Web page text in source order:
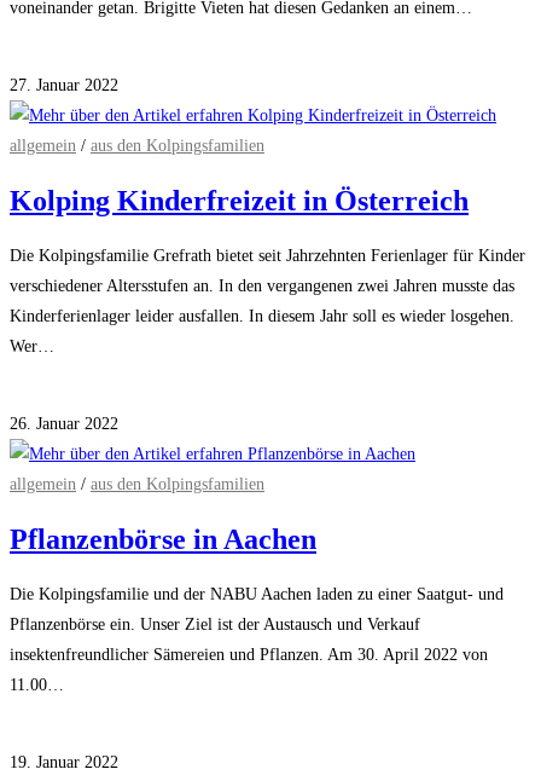
im
voneinander getan. Brigitte Vieten hat diesen Gedanken an einem…
in
Mönchengladbach
27. Januar 2022
allgemein / aus den Kolpingsfamilien
Kolping Kinderfreizeit in Österreich
Die Kolpingsfamilie Grefrath bietet seit Jahrzehnten Ferienlager für Kinder
verschiedener Altersstufen an. In den vergangenen zwei Jahren musste das
Kinderferienlager leider ausfallen. In diesem Jahr soll es wieder losgehen.
Wer…
Kinderfreizeit
in
26. Januar 2022
allgemein / aus den Kolpingsfamilien
Pflanzenbörse in Aachen
Die Kolpingsfamilie und der NABU Aachen laden zu einer Saatgut- und
Pflanzenbörse ein. Unser Ziel ist der Austausch und Verkauf
insektenfreundlicher Sämereien und Pflanzen. Am 30. April 2022 von
11.00…
19. Januar 2022